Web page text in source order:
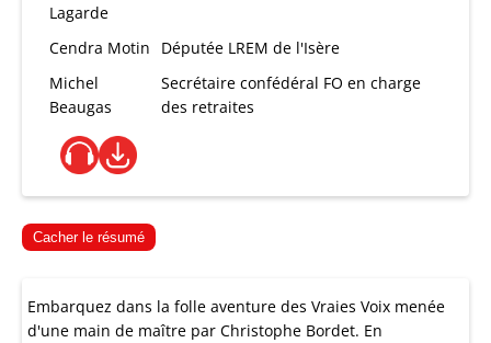
Lagarde
Cendra Motin
Députée LREM de l'Isère
Michel
Beaugas
Secrétaire confédéral FO en charge
des retraites
Cacher le résumé
Embarquez dans la folle aventure des Vraies Voix menée
d'une main de maître par Christophe Bordet. En